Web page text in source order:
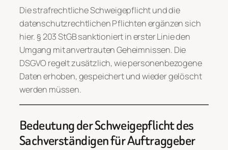
Die strafrechtliche Schweigepflicht und die
datenschutzrechtlichen Pflichten ergänzen sich
hier. § 203 StGB sanktioniert in erster Linie den
Umgang mit anvertrauten Geheimnissen. Die
DSGVO regelt zusätzlich, wie personenbezogene
Daten erhoben, gespeichert und wieder gelöscht
werden müssen.
Bedeutung der Schweigepflicht des
Sachverständigen für Auftraggeber